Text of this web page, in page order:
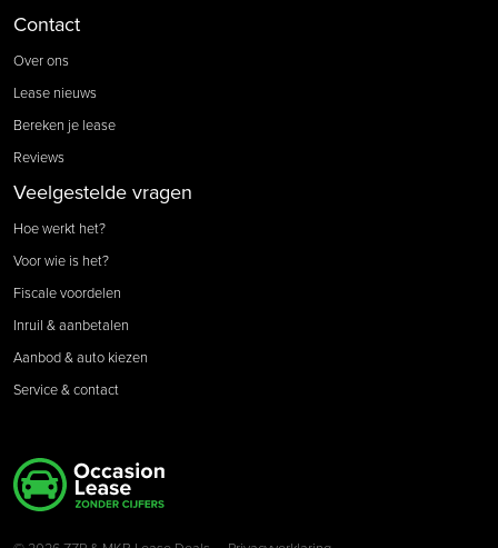
Contact
Over ons
Lease nieuws
Bereken je lease
Reviews
Veelgestelde vragen
Hoe werkt het?
Voor wie is het?
Fiscale voordelen
Inruil & aanbetalen
Aanbod & auto kiezen
Service & contact